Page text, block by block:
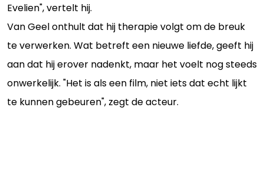
Evelien", vertelt hij.
Van Geel onthult dat hij therapie volgt om de breuk
te verwerken. Wat betreft een nieuwe liefde, geeft hij
aan dat hij erover nadenkt, maar het voelt nog steeds
onwerkelijk. "Het is als een film, niet iets dat echt lijkt
te kunnen gebeuren", zegt de acteur.